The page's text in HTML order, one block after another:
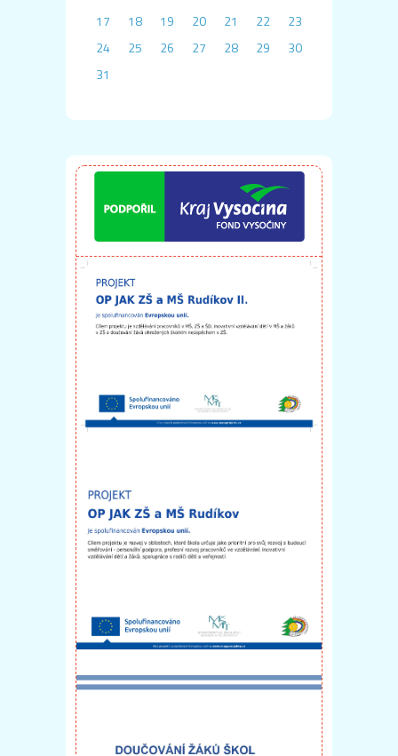
17
18 19 20 21 22
23
24
25 26 27 28 29
30
31